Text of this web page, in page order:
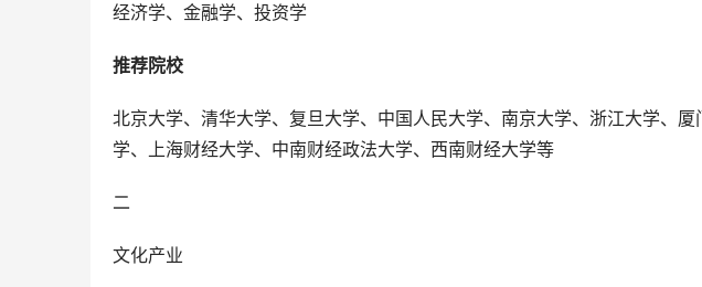
经济学、金融学、投资学
推荐院校
北京大学、清华大学、复旦大学、中国人民大学、南京大学、浙江大学、
学、上海财经大学、中南财经政法大学、西南财经大学等
二
文化产业